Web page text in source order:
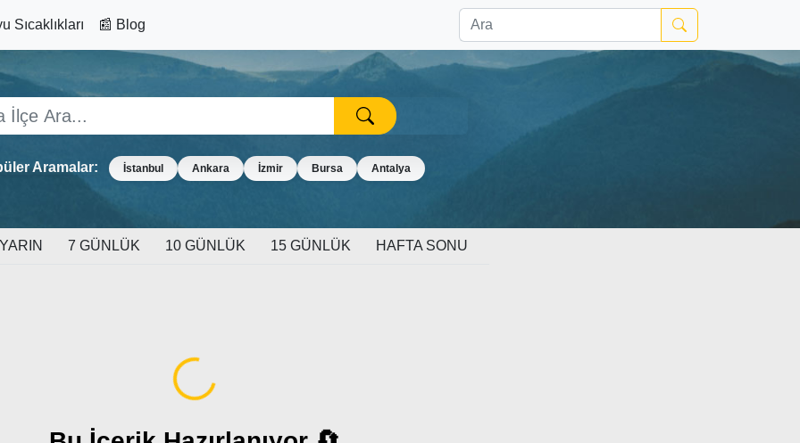
📰 Blog
Aramalar: İstanbul Ankara İzmir Bursa Antalya
YARIN 7 GÜNLÜK 10 GÜNLÜK 15 GÜNLÜK HAFTA SONU
Yükleniyor...